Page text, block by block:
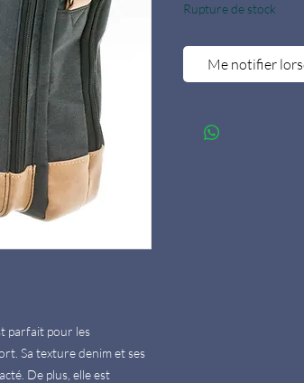
parfait pour les
Sa texture denim et ses
De plus, elle est
Rupture de stock
Me notifier